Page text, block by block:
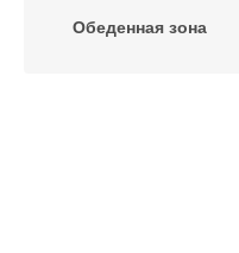
Обеденная зона